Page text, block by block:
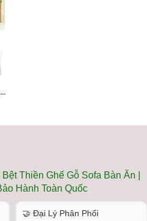
Nệm ghế ngồi bệt lót ghế gỗ tại đà lạt - Đệm Ghế Gỗ Đà Lạt xứ ngàn hoa
Thiền Ghế Gỗ Sofa Bàn Ăn |
Hành Toàn Quốc
🤝 Đại Lý Phân Phối